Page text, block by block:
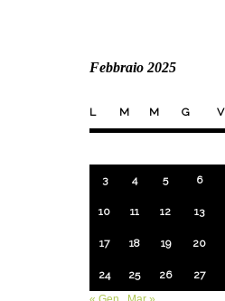
Febbraio 2025
L M M G V
3 4 5 6
10 11 12 13
17 18 19 20
24 25 26 27